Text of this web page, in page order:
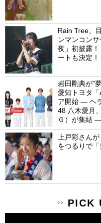
Rain Tree、
ンマンコン
夜」初披露
ートも決定！
岩田剛典が”
愛知トヨタ
ア開始 ― ヘ
48 八木愛月
Ｇ）が集結 ―
上戸彩さん
をつるりで「
PICK